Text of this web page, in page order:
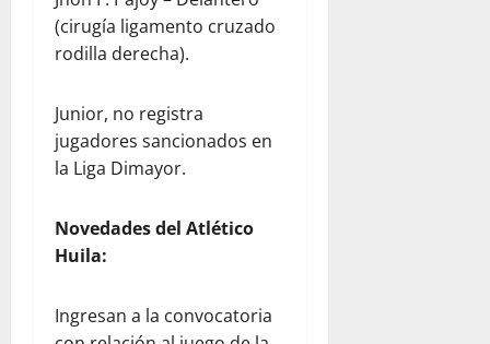
(cirugía ligamento cruzado
rodilla derecha).
Junior, no registra
jugadores sancionados en
la Liga Dimayor.
Novedades del Atlético
Huila:
Ingresan a la convocatoria